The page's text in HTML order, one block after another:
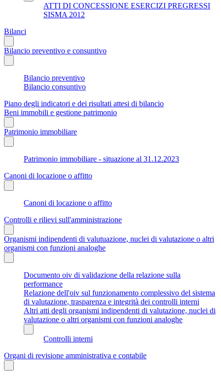
ATTI DI CONCESSIONE ESERCIZI PREGRESSI
SISMA 2012
Bilanci
Bilancio preventivo e consuntivo
Bilancio preventivo
Bilancio consuntivo
Piano degli indicatori e dei risultati attesi di bilancio
Beni immobili e gestione patrimonio
Patrimonio immobiliare
Patrimonio immobiliare - situazione al 31.12.2023
Canoni di locazione o affitto
Canoni di locazione o affitto
Controlli e rilievi sull'amministrazione
Organismi indipendenti di valutuazione, nuclei di valutazione o altri
organismi con funzioni analoghe
Documento oiv di validazione della relazione sulla
performance
Relazione dell'oiv sul funzionamento complessivo del sistema
di valutazione, trasparenza e integrità dei controlli interni
Altri atti degli organismi indipendenti di valutazione, nuclei di
valutazione o altri organismi con funzioni analoghe
Controlli interni
Organi di revisione amministrativa e contabile